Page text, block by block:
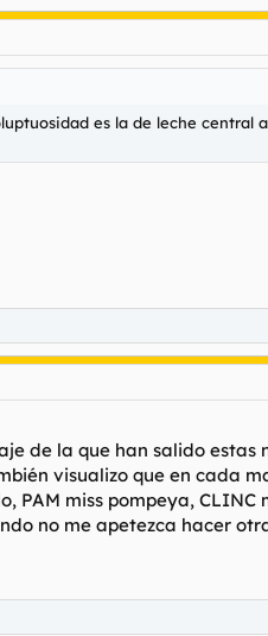
Spain 2024'
de Miss International Spain 2024
es la de leche
de la que han salido
visualizo que en cada
PAM miss pompeya,
no me apetezca hacer